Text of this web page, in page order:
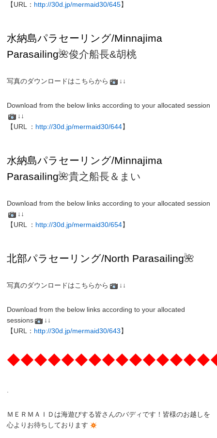
【URL： http://30d.jp/mermaid30/645】
水納島パラセーリング/Minnajima
Parasailing🌺俊介船長&胡桃
写真のダウンロードはこちらから ↓↓
Download from the below links according to your allocated session
↓↓
【URL ： http://30d.jp/mermaid30/644】
水納島パラセーリング/Minnajima
Parasailing🌺貴之船長＆まい
Download from the below links according to your allocated session
↓↓
【URL ： http://30d.jp/mermaid30/654】
北部パラセーリング/North Parasailing🌺
写真のダウンロードはこちらから ↓↓
Download from the below links according to your allocated
sessions
↓↓
【URL： http://30d.jp/mermaid30/643】
ＭＥＲＭＡＩＤは海遊びする皆さんのバディです！皆様のお越しを
心よりお待ちしております